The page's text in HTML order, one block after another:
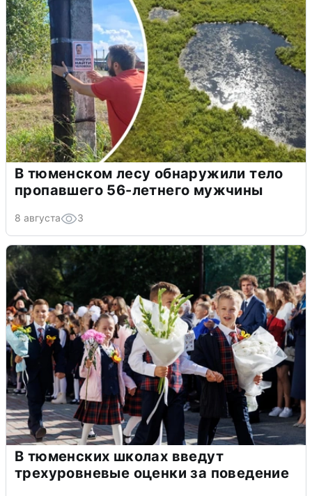
В тюменском лесу обнаружили тело
пропавшего 56-летнего мужчины
8 августа 3
В тюменских школах введут
трехуровневые оценки за поведение